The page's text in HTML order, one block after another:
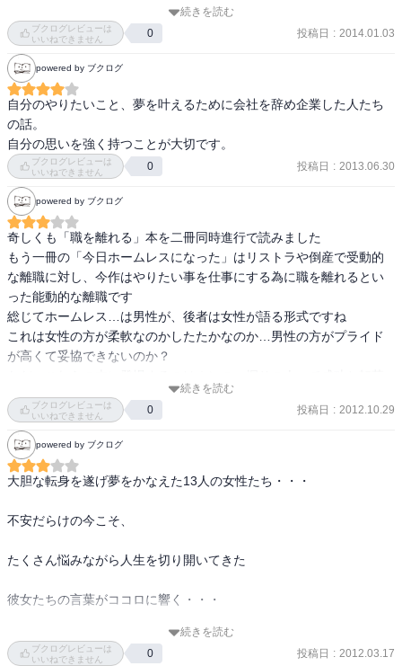
続きを読む
ブクログレビューは
いいねできません
0 投稿日 : 2014.01.03
powered by ブクログ
自分のやりたいこと、夢を叶えるために会社を辞め企業した人たち
の話。
自分の思いを強く持つことが大切です。
ブクログレビューは
いいねできません
0 投稿日 : 2013.06.30
powered by ブクログ
奇しくも「職を離れる」本を二冊同時進行で読みました
もう一冊の「今日ホームレスになった」はリストラや倒産で受動的
な離職に対し、今作はやりたい事を仕事にする為に職を離れるとい
った能動的な離職です
総じてホームレス…は男性が、後者は女性が語る形式ですね
これは女性の方が柔軟なのかしたたかなのか…男性の方がプライド
が高くて妥協できないのか？
のボーダーは紙一重なのだという現実がある事は真実なのですよね
続きを読む
ブクログレビューは
いいねできません
0 投稿日 : 2012.10.29
powered by ブクログ
大胆な転身を遂げ夢をかなえた13人の女性たち・・・
不安だらけの今こそ、
たくさん悩みながら人生を切り開いてきた
彼女たちの言葉がココロに響く・・・
13人13色の転身の仕方があった 続きを読む
ブクログレビューは
いいねできません
0 投稿日 : 2012.03.17